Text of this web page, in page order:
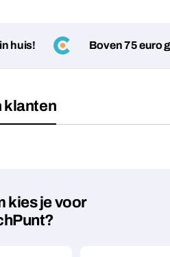
vraag
Boven 75 euro
klanten
kies je voor